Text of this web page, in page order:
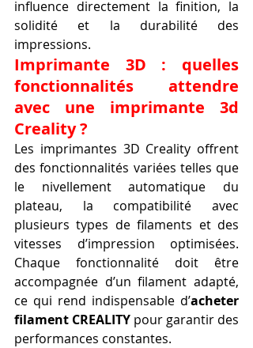
influence directement la finition, la
solidité et la durabilité des
impressions.
Imprimante 3D : quelles
fonctionnalités attendre
avec une imprimante 3d
Creality ?
Les imprimantes 3D Creality offrent
des fonctionnalités variées telles que
le nivellement automatique du
plateau, la compatibilité avec
plusieurs types de filaments et des
vitesses d’impression optimisées.
Chaque fonctionnalité doit être
accompagnée d’un filament adapté,
ce qui rend indispensable d’acheter
filament CREALITY pour garantir des
performances constantes.